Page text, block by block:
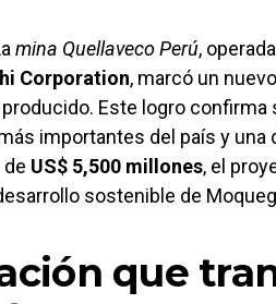
mina Quellaveco Perú,
Corporation, marcó un
Este logro
importantes del país y una
US$ 5,500 millones, el
sostenible de
que